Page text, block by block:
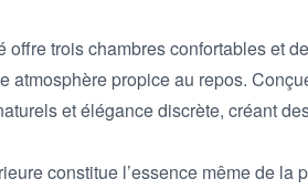
offre trois chambres confortables et
atmosphère propice au repos.
et élégance discrète, créant
constitue l’essence même de